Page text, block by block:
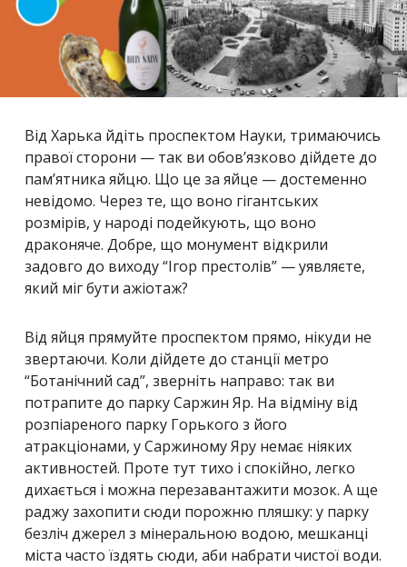
Від Харька йдіть проспектом Науки, тримаючись
правої сторони — так ви обов’язково дійдете до
пам’ятника яйцю. Що це за яйце — достеменно
невідомо. Через те, що воно гігантських
розмірів, у народі подейкують, що воно
драконяче. Добре, що монумент відкрили
задовго до виходу “Ігор престолів” — уявляєте,
який міг бути ажіотаж?
Від яйця прямуйте проспектом прямо, нікуди не
звертаючи. Коли дійдете до станції метро
“Ботанічний сад”, зверніть направо: так ви
потрапите до парку Саржин Яр. На відміну від
розпіареного парку Горького з його
атракціонами, у Саржиному Яру немає ніяких
активностей. Проте тут тихо і спокійно, легко
дихається і можна перезавантажити мозок. А ще
раджу захопити сюди порожню пляшку: у парку
безліч джерел з мінеральною водою, мешканці
міста часто їздять сюди, аби набрати чистої води.